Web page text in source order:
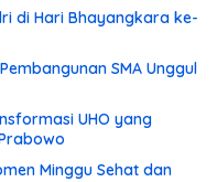
di Hari Bhayangkara ke-
SMA Unggul
UHO yang
Minggu Sehat dan